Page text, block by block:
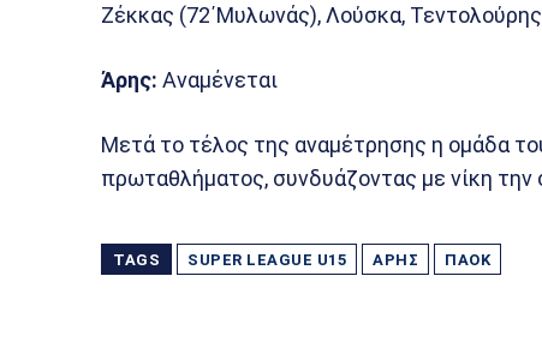
Ζέκκας (72΄Μυλωνάς), Λούσκα, Τεντολούρης
Άρης: Αναμένεται
Μετά το τέλος της αναμέτρησης η ομάδα
πρωταθλήματος, συνδυάζοντας με νίκη την
TAGS SUPER LEAGUE U15 ΆΡΗΣ ΠΑΟΚ